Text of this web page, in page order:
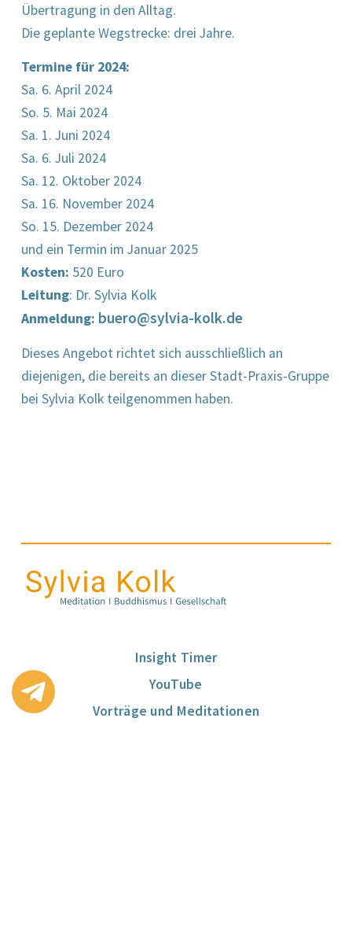
Übertragung in den Alltag.
Die geplante Wegstrecke: drei Jahre.
Termine für 2024:
Sa. 6. April 2024
So. 5. Mai 2024
Sa. 1. Juni 2024
Sa. 6. Juli 2024
Sa. 12. Oktober 2024
Sa. 16. November 2024
So. 15. Dezember 2024
und ein Termin im Januar 2025
Kosten: 520 Euro
Leitung: Dr. Sylvia Kolk
Anmeldung: buero@sylvia-kolk.de
Dieses Angebot richtet sich ausschließlich an
diejenigen, die bereits an dieser Stadt-Praxis-Gruppe
bei Sylvia Kolk teilgenommen haben.
Insight Timer
YouTube
Vorträge und Meditationen​